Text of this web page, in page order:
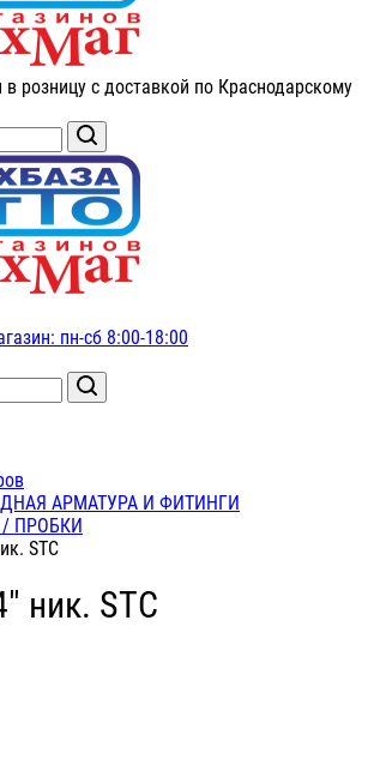
розницу с доставкой по Краснодарскому
пн-сб 8:00-18:00
АРМАТУРА И ФИТИНГИ
ПРОБКИ
STC
ник. STC